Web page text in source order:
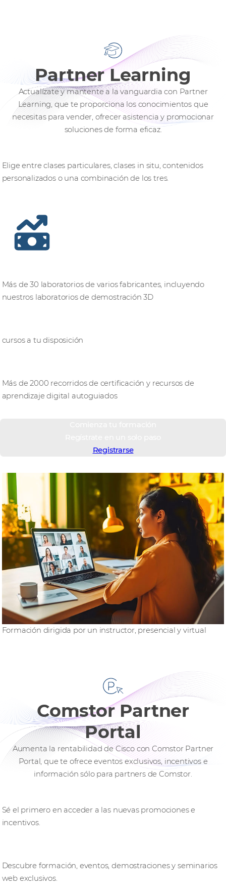
Partner Learning
Actualízate y mantente a la vanguardia con Partner
Learning, que te proporciona los conocimientos que
necesitas para vender, ofrecer asistencia y promocionar
soluciones de forma eficaz.
Elige entre clases particulares, clases in situ, contenidos
personalizados o una combinación de los tres.
Más de 30 laboratorios de varios fabricantes, incluyendo
nuestros laboratorios de demostración 3D
cursos a tu disposición
Más de 2000 recorridos de certificación y recursos de
aprendizaje digital autoguiados
Registrarse
Formación dirigida por un instructor, presencial y virtual
Comstor Partner
Portal
Aumenta la rentabilidad de Cisco con Comstor Partner
Portal, que te ofrece eventos exclusivos, incentivos e
información sólo para partners de Comstor.
Sé el primero en acceder a las nuevas promociones e
incentivos.
Descubre formación, eventos, demostraciones y seminarios
web exclusivos.